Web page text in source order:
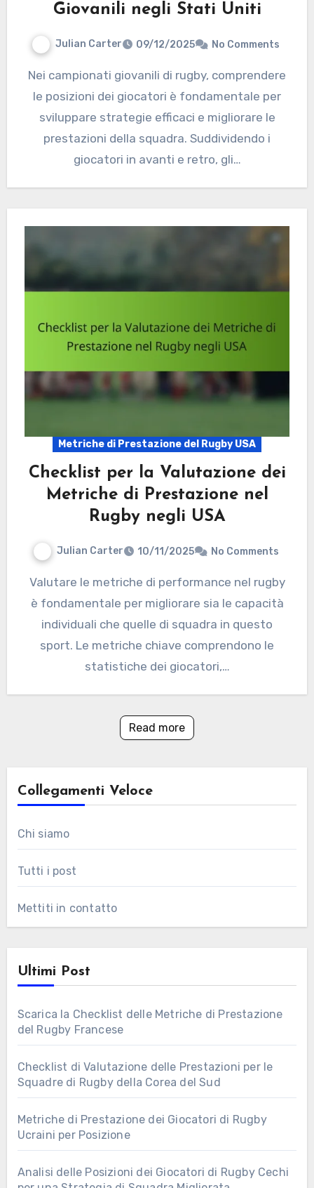
Giovanili negli Stati Uniti
Julian Carter 09/12/2025 No Comments
Nei campionati giovanili di rugby, comprendere
le posizioni dei giocatori è fondamentale per
sviluppare strategie efficaci e migliorare le
prestazioni della squadra. Suddividendo i
giocatori in avanti e retro, gli…
Metriche di Prestazione del Rugby USA
Checklist per la Valutazione dei
Metriche di Prestazione nel
Rugby negli USA
Julian Carter 10/11/2025 No Comments
Valutare le metriche di performance nel rugby
è fondamentale per migliorare sia le capacità
individuali che quelle di squadra in questo
sport. Le metriche chiave comprendono le
statistiche dei giocatori,…
Read more
Collegamenti Veloce
Chi siamo
Tutti i post
Mettiti in contatto
Ultimi Post
Scarica la Checklist delle Metriche di Prestazione
del Rugby Francese
Checklist di Valutazione delle Prestazioni per le
Squadre di Rugby della Corea del Sud
Metriche di Prestazione dei Giocatori di Rugby
Ucraini per Posizione
Analisi delle Posizioni dei Giocatori di Rugby Cechi